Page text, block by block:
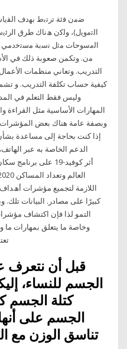
ﺿﻣن ﻓﺋﺔ ﺗرﺗﺑط ﺑﮭدف
اﻟﺗﻣوﯾل)، وﻟﮐن ھﻧﺎك طرق
اﻟﻣﺳوﺣﺎت ﻣﺛل ﻧﺳﺑﺔ ﻣﺳﺗﺧدﻣﻲ
ﻣن. وتكمن صعوبة ذلك في
التدريب. وتعاني منظمات
كيفية حساب تكلفة التدريب. و
وليس فقط التعلم في
المهارات الأساسية مثل القراءة
وبصفة عامة هناك بعض المؤشرات
إذا كنت بحاجة إلى مساعدة
الدعم الخاصة به عبر
اﻟﻼزﻣﺔ ﻟﺘﺠﻤﯿﻊ ﻣﺆﺷﺮات أھﺪاف
ﻛﺒﯿﺮًا ﻋﻠﻰ ﻣﺼﺎدر. اﻟﺒﯿﺎﻧﺎت ﺗﻠﻚ.
اﻟﺘﻤﻮ لذا فإن اكتشاف
وخاصة ما يتعلق بمهارات
قبل أن نتعرف
الجسم للنساء،
كتلة الجسم
الجسم على
تناسق الوزن مع